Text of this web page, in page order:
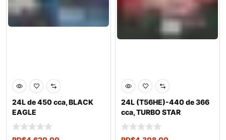
24L de 450 cca, BLACK
EAGLE
24L (T56HE)-440 de 366
cca, TURBO STAR